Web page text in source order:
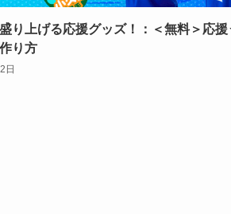
り上げる応援グッズ！：＜無料＞応援
り方
日